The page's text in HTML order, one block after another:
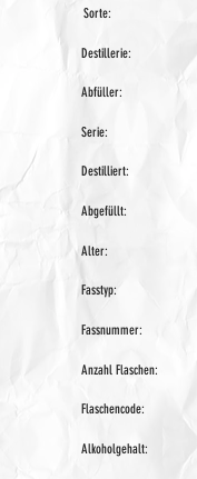
Sorte:
Destillerie:
Abfüller:
Serie:
Destilliert:
Abgefüllt:
Alter:
Fasstyp:
Fassnummer:
Anzahl Flaschen:
Flaschencode:
Alkoholgehalt: